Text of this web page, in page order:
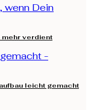
mehr verdient
leicht gemacht